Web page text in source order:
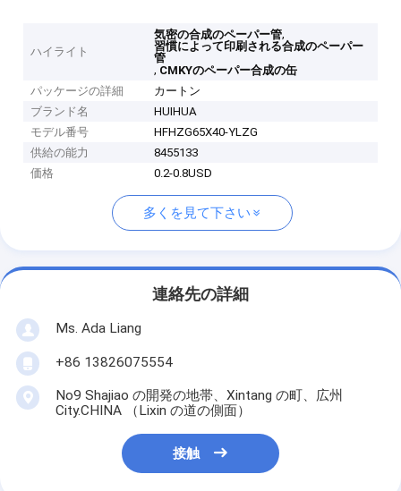
ハイライト
気密の合成のペーパー管,
習慣によって印刷される合成のペーパー
管
, CMKYのペーパー合成の缶
パッケージの詳細
カートン
ブランド名
HUIHUA
モデル番号
HFHZG65X40-YLZG
供給の能力
8455133
価格
0.2-0.8USD
多くを見て下さい
連絡先の詳細
Ms. Ada Liang
+86 13826075554
No9 Shajiao の開発の地帯、Xintang の町、広州
City.CHINA （Lixin の道の側面）
接触